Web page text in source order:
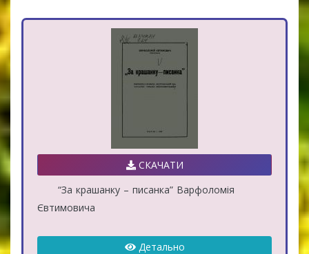
СКАЧАТИ
“За крашанку – писанка” Варфоломія
Євтимовича
Детально